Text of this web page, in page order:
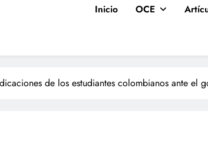
Inicio OCE
de los estudiantes colombianos ante el